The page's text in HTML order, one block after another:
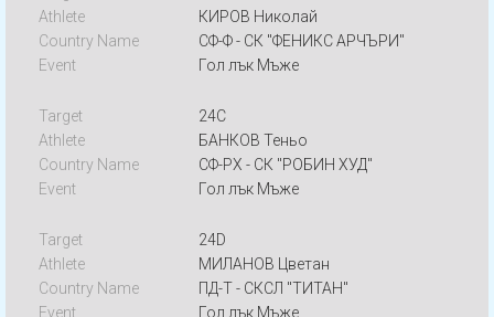
КИРОВ Николай
СФ-Ф - СК "ФЕНИКС АРЧЪРИ"
Гол лък Мъже
24C
БАНКОВ Теньо
СФ-РХ - СК "РОБИН ХУД"
Гол лък Мъже
24D
МИЛАНОВ Цветан
ПД-Т - СКСЛ "ТИТАН"
Гол лък Мъже